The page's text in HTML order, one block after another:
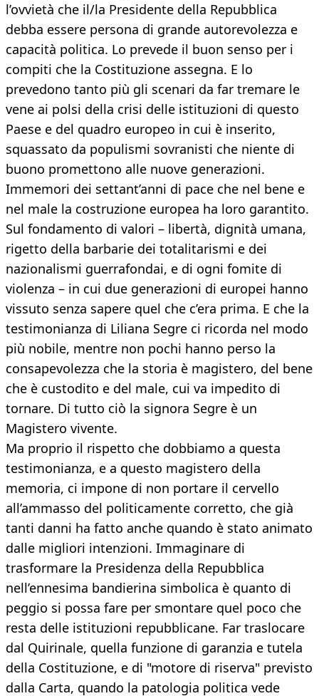
l’ovvietà che il/la Presidente della Repubblica
debba essere persona di grande autorevolezza e
capacità politica. Lo prevede il buon senso per i
compiti che la Costituzione assegna. E lo
prevedono tanto più gli scenari da far tremare le
vene ai polsi della crisi delle istituzioni di questo
Paese e del quadro europeo in cui è inserito,
squassato da populismi sovranisti che niente di
buono promettono alle nuove generazioni.
Immemori dei settant’anni di pace che nel bene e
nel male la costruzione europea ha loro garantito.
Sul fondamento di valori – libertà, dignità umana,
rigetto della barbarie dei totalitarismi e dei
nazionalismi guerrafondai, e di ogni fomite di
violenza – in cui due generazioni di europei hanno
vissuto senza sapere quel che c’era prima. E che la
testimonianza di Liliana Segre ci ricorda nel modo
più nobile, mentre non pochi hanno perso la
consapevolezza che la storia è magistero, del bene
che è custodito e del male, cui va impedito di
tornare. Di tutto ciò la signora Segre è un
Magistero vivente.
Ma proprio il rispetto che dobbiamo a questa
testimonianza, e a questo magistero della
memoria, ci impone di non portare il cervello
all’ammasso del politicamente corretto, che già
tanti danni ha fatto anche quando è stato animato
dalle migliori intenzioni. Immaginare di
trasformare la Presidenza della Repubblica
nell’ennesima bandierina simbolica è quanto di
peggio si possa fare per smontare quel poco che
resta delle istituzioni repubblicane. Far traslocare
dal Quirinale, quella funzione di garanzia e tutela
della Costituzione, e di "motore di riserva" previsto
dalla Carta, quando la patologia politica vede